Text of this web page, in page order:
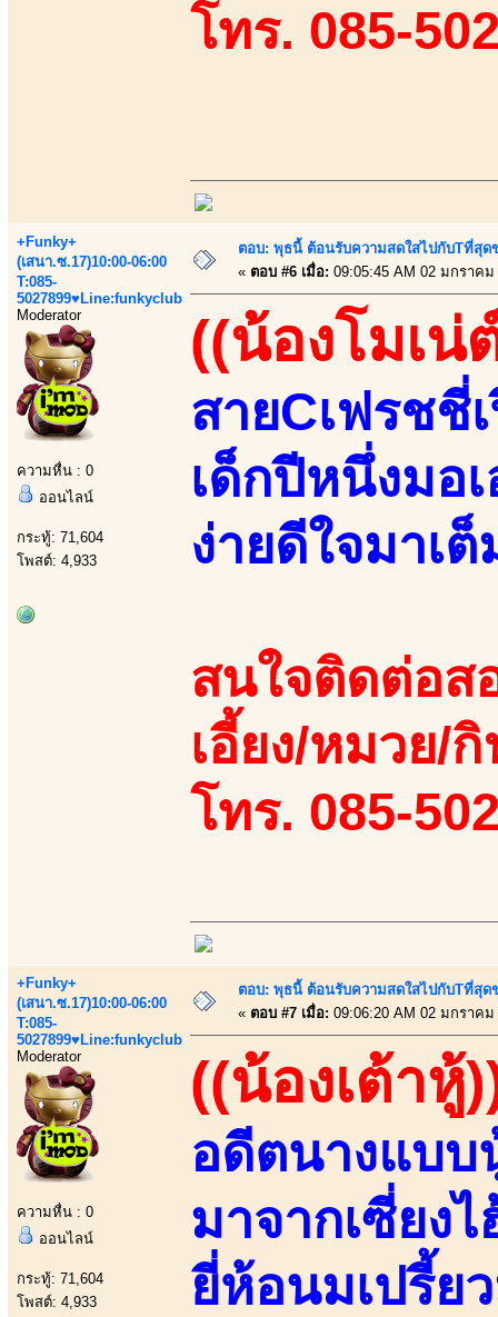
โทร. 085-
+Funky+
(เสนา.ซ.17)10:00-06:00
T:085-
5027899♥Line:funkyclub
Moderator
ความหื่น : 0
ออนไลน์
กระทู้: 71,604
โพสต์: 4,933
ตอบ: พุธนี้ ต้อนรับความสดใสไปกับTที่สุด
« ตอบ #6 เมื่อ: 09:05:45 AM 02 มกราคม
((น้องโมเน่
สายCเฟรชชี่
เด็กปีหนึ่งมอ
ง่ายดีใจมาเ
สนใจติดต่อส
เอี้ยง/หมวย/
โทร. 085-
+Funky+
(เสนา.ซ.17)10:00-06:00
T:085-
5027899♥Line:funkyclub
Moderator
ความหื่น : 0
ออนไลน์
กระทู้: 71,604
โพสต์: 4,933
ตอบ: พุธนี้ ต้อนรับความสดใสไปกับTที่สุด
« ตอบ #7 เมื่อ: 09:06:20 AM 02 มกราคม
((น้องเต้าหู้
อดีตนางแบบ
มาจากเซี่ยง
ยี่ห้อนมเปรี้ย